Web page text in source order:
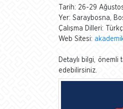
Tarih: 26-29
Yer: Saraybosna,
Çalışma Dilleri:
Web Sitesi:
Detaylı bilgi,
edebilirsiniz.